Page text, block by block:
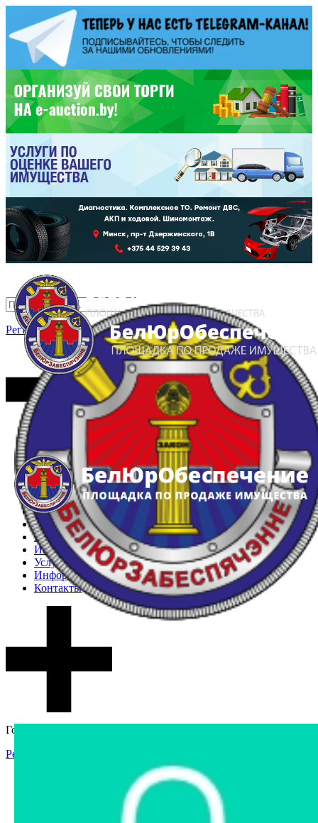
Регистрация Вход
Главная
Арестованное имущество
Реестр несостоявшихся торгов
Реестр переоценок
Частное имущество
Государственное имущество
Интернет-магазин
Интернет-витрина
Услуги
Информация
Контакты
Гостевой доступ
Регистрация
Интернет-магазин
Интернет-витрина